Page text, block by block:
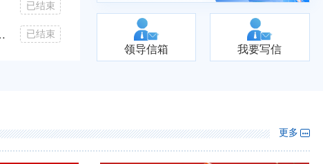
已结束
已结束
《福建省临时救助工作规范（第二次征求意见稿）》公开征求意见 已结束
进一步做好老年人权益保障工作意见征集
领导信箱 我要写信
更多